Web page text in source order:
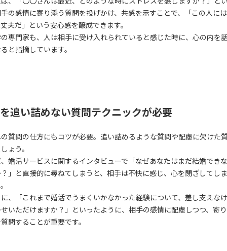
の感情に寄り添う質問を投げかけ、共感を示すことで、「この人に
夫だ」という安心感を醸成できます。
専門家も、人は相手に受け入れられていると感じた時に、心の内を
と指摘しています。
追い詰めない質問テクニックが必要
質問の仕方にもコツが必要。追い詰めるような質問や配慮に欠けた
ょう。
婚活サービスに関するインタビューで「なぜあなたはまだ結婚でき
」と直接的に尋ねてしまうと、相手は不快に感じ、心を閉ざしてし
、「これまで婚活でうまくいかなかった経験について、差し支えな
いただけますか？」といったように、相手の感情に配慮しつつ、寄
問することが重要です。